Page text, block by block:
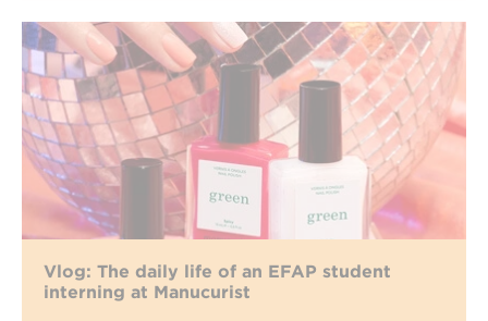
Vlog: The daily life of an EFAP student
interning at Manucurist